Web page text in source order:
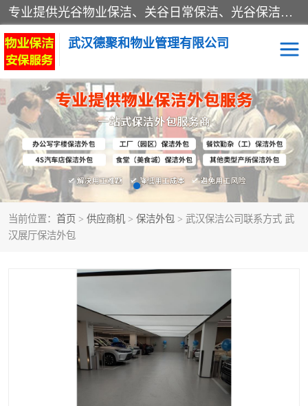
专业提供光谷物业保洁、关谷日常保洁、光谷保洁外包及武汉其他城区的单位日常保洁 武汉德聚和物业管理有限公司致力于打造中国专业物业保洁服务、日常保洁及其他保洁清洗外包服务。自公司成立以来提倡以先进的物业管理理念和模式经营，谋篇布局，以“至诚服务、精益求精、规范管理、锐意拓新”为质量方针，强化内部管理，为业主提供专业化、标准化和精细化的全方位物业服务，管理服务水平得到了广大业主和业内人士的一致好评。
武汉德聚和物业管理有限公司
当前位置： 首页 > 供应商机 > 保洁外包 > 武汉保洁公司联系方式 武
汉展厅保洁外包
保洁外包